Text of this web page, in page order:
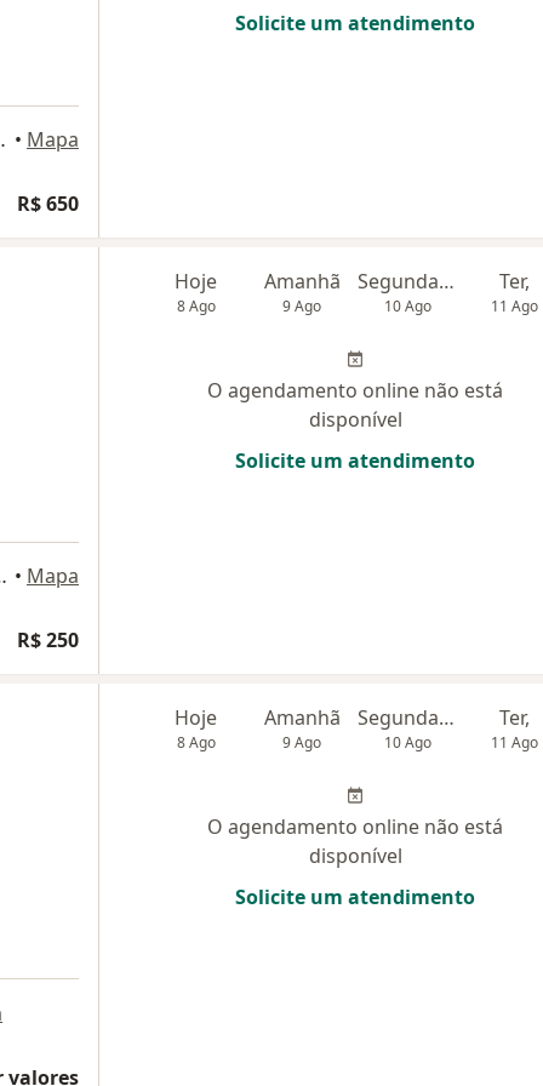
Janeiro • Mapa
R$ 650
Solicite um atendimento
de Caxias • Mapa
R$ 250
Hoje
8 Ago
Amanhã
9 Ago
Segunda-feira
10 Ago
Ter,
11 Ago
O agendamento online não está
disponível
Solicite um atendimento
valores
Hoje
8 Ago
Amanhã
9 Ago
Segunda-feira
10 Ago
Ter,
11 Ago
O agendamento online não está
disponível
Solicite um atendimento